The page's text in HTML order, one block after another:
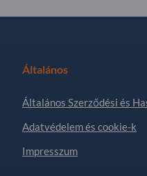
Általános
Általános Szerződési és
Adatvédelem és cookie-k
Impresszum